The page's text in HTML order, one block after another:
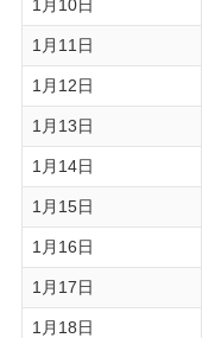
1月10日
1月11日
1月12日
1月13日
1月14日
1月15日
1月16日
1月17日
1月18日